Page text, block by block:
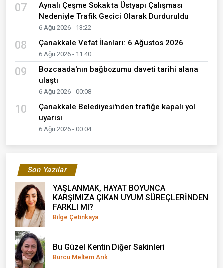
07
Aynalı Çeşme Sokak'ta Üstyapı Çalışması
Nedeniyle Trafik Geçici Olarak Durduruldu
6 Ağu 2026 - 13:22
08 Çanakkale Vefat İlanları: 6 Ağustos 2026
6 Ağu 2026 - 11:40
09
Bozcaada'nın bağbozumu daveti tarihi alana
ulaştı
6 Ağu 2026 - 00:08
10
Çanakkale Belediyesi'nden trafiğe kapalı yol
uyarısı
6 Ağu 2026 - 00:04
Son Yazılar
YAŞLANMAK, HAYAT BOYUNCA
KARŞIMIZA ÇIKAN UYUM SÜREÇLERİNDEN
FARKLI MI?
Bilge Çetinkaya
Bu Güzel Kentin Diğer Sakinleri
Burcu Meltem Arık